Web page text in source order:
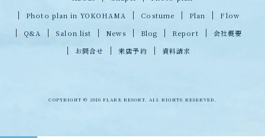
Photo plan in YOKOHAMA
Costume Plan
Flow
Q&A
Salon list News Blog Report
会社概要
お問合せ
来店予約 資料請求
COPYRIGHT © 2016 FLARE RESORT. ALL RIGHTS RESERVED.